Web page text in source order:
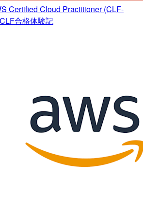
Certified Cloud Practitioner (CLF-
合格体験記